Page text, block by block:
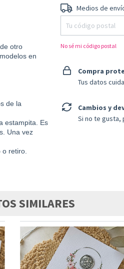
otro
en
de la
estampita. Es
Una vez
retiro.
Entregas para el CP:
Medios de
No sé mi código postal
Compra
Tus datos
Cambios y
Si no te
SIMILARES